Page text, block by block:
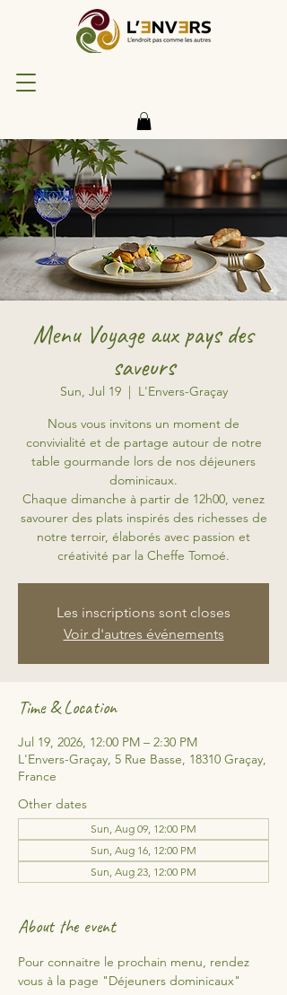
Menu Voyage aux pays des
saveurs
Sun, Jul 19
  |
L'Envers-Graçay
Nous vous invitons un moment de
convivialité et de partage autour de notre
table gourmande lors de nos déjeuners
dominicaux.
Chaque dimanche à partir de 12h00, venez
savourer des plats inspirés des richesses de
notre terroir, élaborés avec passion et
créativité par la Cheffe Tomoé.
Les inscriptions sont closes
Voir d'autres événements
Time & Location
Jul 19, 2026, 12:00 PM – 2:30 PM
L'Envers-Graçay, 5 Rue Basse, 18310 Graçay,
France
Other dates
Sun, Aug 09, 12:00 PM
Sun, Aug 16, 12:00 PM
Sun, Aug 23, 12:00 PM
About the event
Pour connaitre le prochain menu, rendez
vous à la page "Déjeuners dominicaux"